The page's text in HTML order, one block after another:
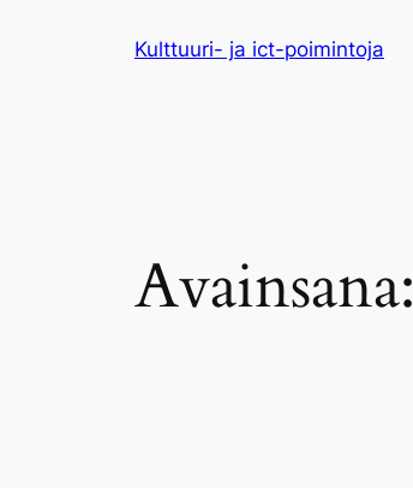
Kulttuuri- ja ict-poimintoja
Avainsana: